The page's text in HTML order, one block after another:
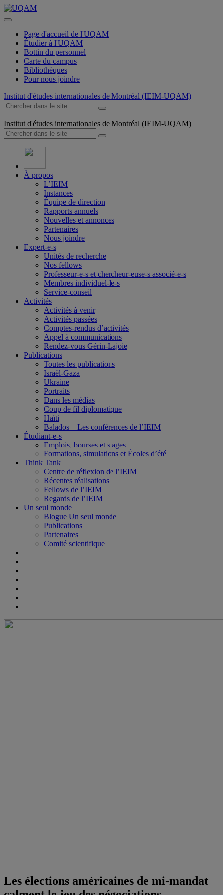
Page d'accueil de l'UQAM
Étudier à l'UQAM
Bottin du personnel
Carte du campus
Bibliothèques
Pour nous joindre
Institut d'études internationales de Montréal (IEIM-UQAM)
Institut d'études internationales de Montréal (IEIM-UQAM)
À propos
L’IEIM
Instances
Équipe de direction
Rapports annuels
Nouvelles et annonces
Partenaires
Nous joindre
Expert-e-s
Unités de recherche
Nos fellows
Professeur-e-s et chercheur-euse-s associé-e-s
Membres individuel-le-s
Service-conseil
Activités
Activités à venir
Activités passées
Comptes-rendus d’activités
Appel à communications
Rendez-vous Gérin-Lajoie
Publications
Toutes les publications
Israël-Gaza
Ukraine
Portraits
Dans les médias
Coup de fil diplomatique
Haïti
Balados – Les conférences de l’IEIM
Étudiant-e-s
Emplois, bourses et stages
Formations, simulations et Écoles d’été
Think Tank
Centre de réflexion de l’IEIM
Récentes réalisations
Fellows de l’IEIM
Regards de l’IEIM
Un seul monde
Blogue Un seul monde
Publications
Partenaires
Comité scientifique
Les élections américaines de mi-mandat